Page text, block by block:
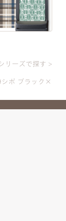
リーズで探す
シボ ブラック×